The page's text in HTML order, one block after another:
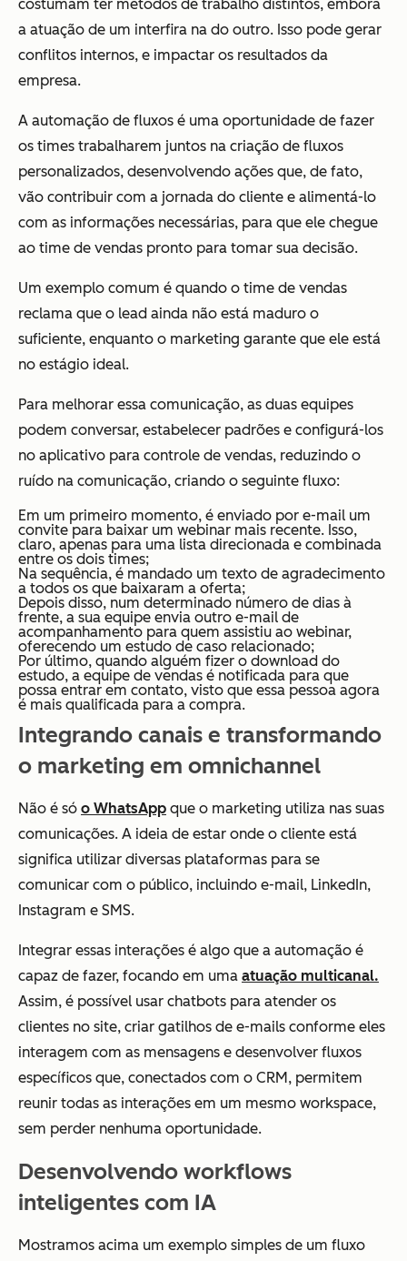
costumam ter métodos de trabalho distintos, embora
a atuação de um interfira na do outro. Isso pode gerar
conflitos internos, e impactar os resultados da
empresa.
A automação de fluxos é uma oportunidade de fazer
os times trabalharem juntos na criação de fluxos
personalizados, desenvolvendo ações que, de fato,
vão contribuir com a jornada do cliente e alimentá-lo
com as informações necessárias, para que ele chegue
ao time de vendas pronto para tomar sua decisão.
Um exemplo comum é quando o time de vendas
reclama que o lead ainda não está maduro o
suficiente, enquanto o marketing garante que ele está
no estágio ideal.
Para melhorar essa comunicação, as duas equipes
podem conversar, estabelecer padrões e configurá-los
no aplicativo para controle de vendas, reduzindo o
ruído na comunicação, criando o seguinte fluxo:
Em um primeiro momento, é enviado por e-mail um
convite para baixar um webinar mais recente. Isso,
claro, apenas para uma lista direcionada e combinada
entre os dois times;
Na sequência, é mandado um texto de agradecimento
a todos os que baixaram a oferta;
Depois disso, num determinado número de dias à
frente, a sua equipe envia outro e-mail de
acompanhamento para quem assistiu ao webinar,
oferecendo um estudo de caso relacionado;
Por último, quando alguém fizer o download do
estudo, a equipe de vendas é notificada para que
possa entrar em contato, visto que essa pessoa agora
é mais qualificada para a compra.
Integrando canais e transformando
o marketing em omnichannel
Não é só o WhatsApp que o marketing utiliza nas suas
comunicações. A ideia de estar onde o cliente está
significa utilizar diversas plataformas para se
comunicar com o público, incluindo e-mail, LinkedIn,
Instagram e SMS.
Integrar essas interações é algo que a automação é
capaz de fazer, focando em uma atuação multicanal.
Assim, é possível usar chatbots para atender os
clientes no site, criar gatilhos de e-mails conforme eles
interagem com as mensagens e desenvolver fluxos
específicos que, conectados com o CRM, permitem
reunir todas as interações em um mesmo workspace,
sem perder nenhuma oportunidade.
Desenvolvendo workflows
inteligentes com IA
Mostramos acima um exemplo simples de um fluxo